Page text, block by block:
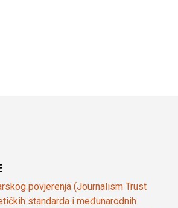
povjerenja (Journalism Trust
standarda i međunarodnih